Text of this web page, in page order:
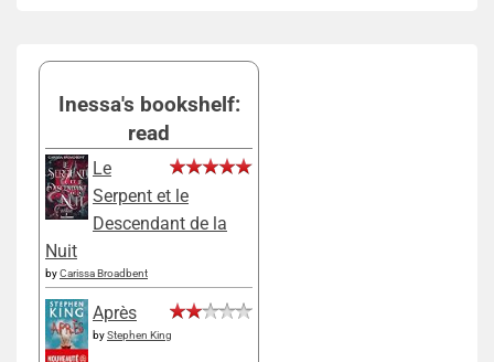
Inessa's bookshelf:
read
Le
Serpent et le
Descendant de la
Nuit
byCarissa Broadbent
Après
byStephen King